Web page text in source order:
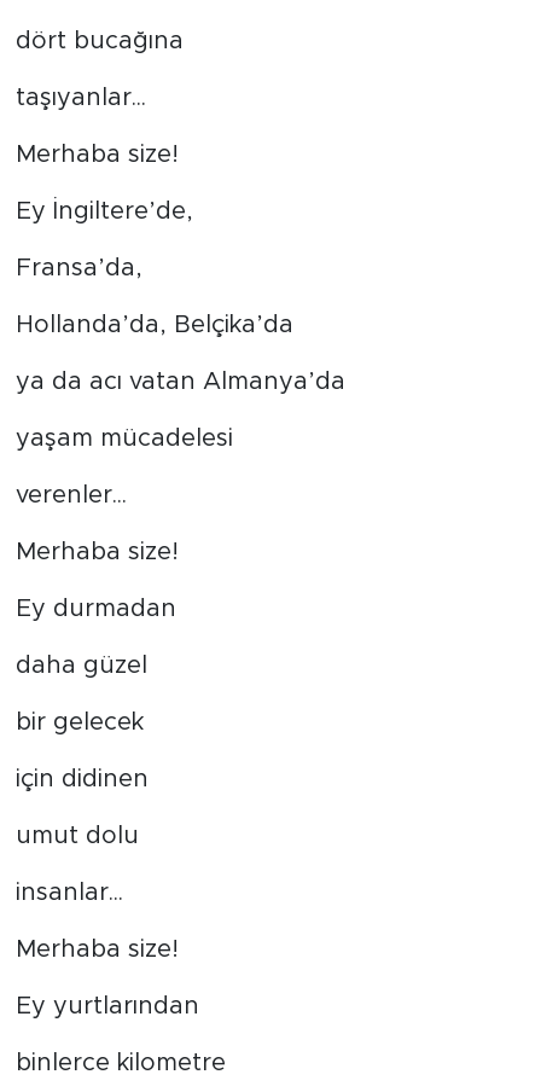
dört bucağına
taşıyanlar...
Merhaba size!
Ey İngiltere’de,
Fransa’da,
Hollanda’da, Belçika’da
ya da acı vatan Almanya’da
yaşam mücadelesi
verenler...
Merhaba size!
Ey durmadan
daha güzel
bir gelecek
için didinen
umut dolu
insanlar...
Merhaba size!
Ey yurtlarından
binlerce kilometre